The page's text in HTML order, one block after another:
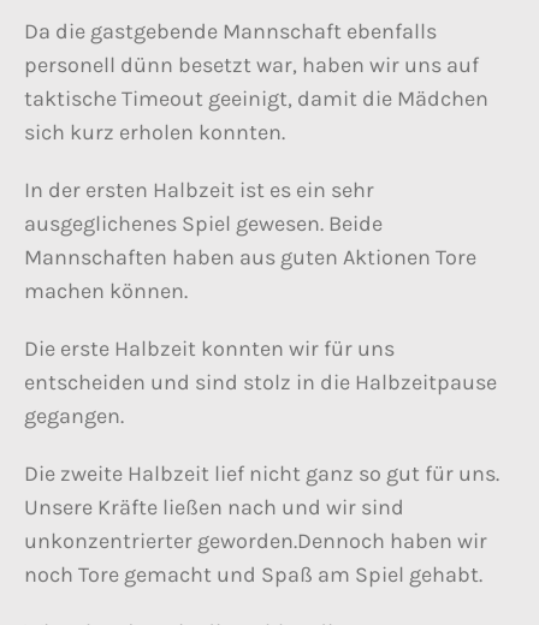
Da die gastgebende Mannschaft ebenfalls
personell dünn besetzt war, haben wir uns auf
taktische Timeout geeinigt, damit die Mädchen
sich kurz erholen konnten.
In der ersten Halbzeit ist es ein sehr
ausgeglichenes Spiel gewesen. Beide
Mannschaften haben aus guten Aktionen Tore
machen können.
Die erste Halbzeit konnten wir für uns
entscheiden und sind stolz in die Halbzeitpause
gegangen.
Die zweite Halbzeit lief nicht ganz so gut für uns.
Unsere Kräfte ließen nach und wir sind
unkonzentrierter geworden.Dennoch haben wir
noch Tore gemacht und Spaß am Spiel gehabt.